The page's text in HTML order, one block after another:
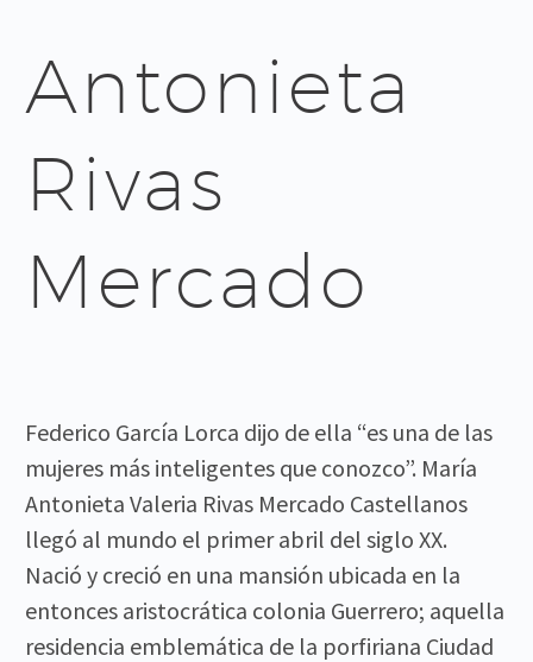
Antonieta
Rivas
Mercado
Federico García Lorca dijo de ella “es una de las
mujeres más inteligentes que conozco”. María
Antonieta Valeria Rivas Mercado Castellanos
llegó al mundo el primer abril del siglo XX.
Nació y creció en una mansión ubicada en la
entonces aristocrática colonia Guerrero; aquella
residencia emblemática de la porfiriana Ciudad